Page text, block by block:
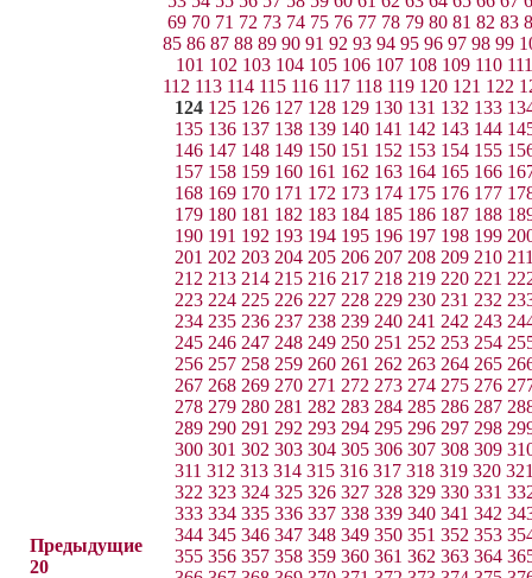
Предыдущие
20
69 70 71 72 73 74 75 76 77 78 79 80 81 82 83
85 86 87 88 89 90 91 92 93 94 95 96 97 98 99
101 102 103 104 105 106 107 108 109 110 111
112 113 114 115 116 117 118 119 120 121 122
124 125 126 127 128 129 130 131 132 133
135 136 137 138 139 140 141 142 143 144
146 147 148 149 150 151 152 153 154 155
157 158 159 160 161 162 163 164 165 166
168 169 170 171 172 173 174 175 176 177
179 180 181 182 183 184 185 186 187 188
190 191 192 193 194 195 196 197 198 199
201 202 203 204 205 206 207 208 209 210
212 213 214 215 216 217 218 219 220 221
223 224 225 226 227 228 229 230 231 232
234 235 236 237 238 239 240 241 242 243
245 246 247 248 249 250 251 252 253 254
256 257 258 259 260 261 262 263 264 265
267 268 269 270 271 272 273 274 275 276
278 279 280 281 282 283 284 285 286 287
289 290 291 292 293 294 295 296 297 298
300 301 302 303 304 305 306 307 308 309
311 312 313 314 315 316 317 318 319 320
322 323 324 325 326 327 328 329 330 331
333 334 335 336 337 338 339 340 341 342
344 345 346 347 348 349 350 351 352 353
355 356 357 358 359 360 361 362 363 364